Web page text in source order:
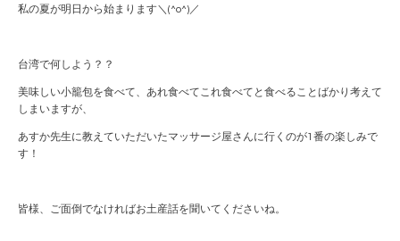
私の夏が明日から始まります＼(^o^)／
台湾で何しよう？？
美味しい小籠包を食べて、あれ食べてこれ食べてと食べることばかり考えて
しまいますが、
あすか先生に教えていただいたマッサージ屋さんに行くのが1番の楽しみで
す！
皆様、ご面倒でなければお土産話を聞いてくださいね。